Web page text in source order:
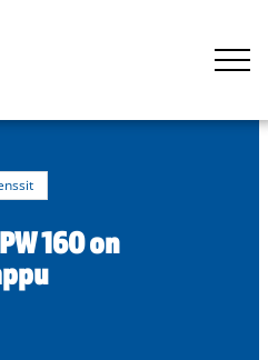
160 on